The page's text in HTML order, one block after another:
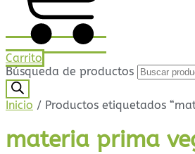
Carrito
Búsqueda de productos
Inicio / Productos etiquetados
materia prima